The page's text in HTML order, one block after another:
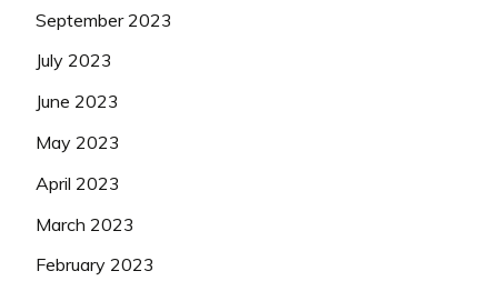
September 2023
July 2023
June 2023
May 2023
April 2023
March 2023
February 2023